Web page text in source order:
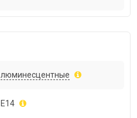
люминесцентные
E14